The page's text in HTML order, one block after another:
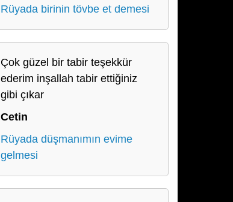
Rüyada birinin tövbe et demesi
Çok güzel bir tabir teşekkür
ederim inşallah tabir ettiğiniz
gibi çıkar
Cetin
Rüyada düşmanımın evime
gelmesi